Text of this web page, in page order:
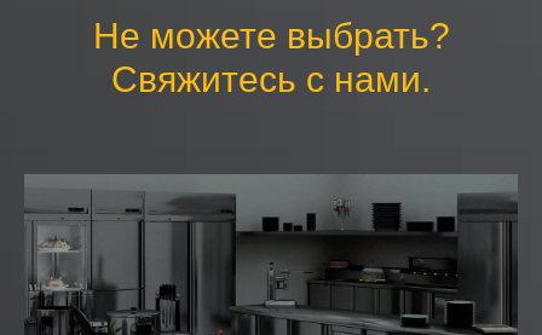
Не можете выбрать?
Свяжитесь с нами.